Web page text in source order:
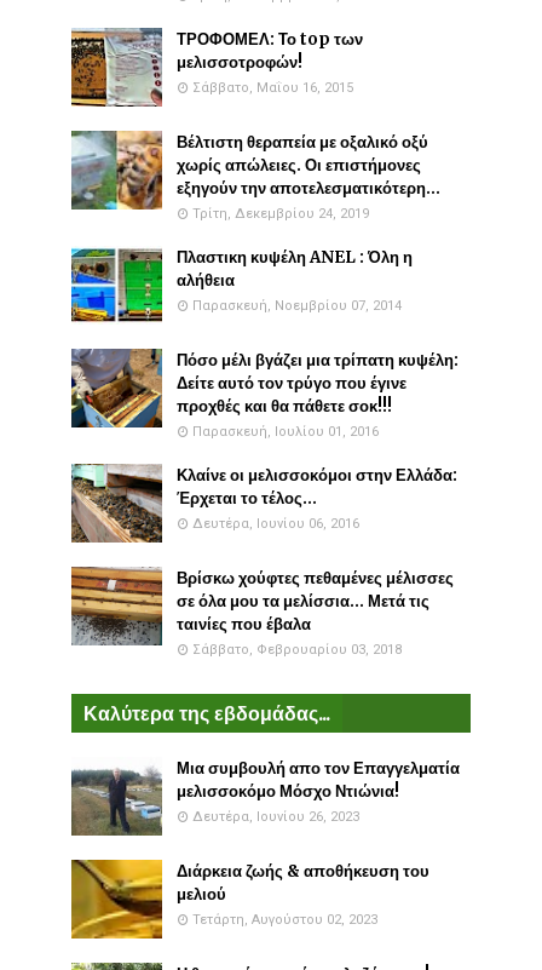
ΤΡΟΦΟΜΕΛ: Το top των
μελισσοτροφών!
Σάββατο, Μαΐου 16, 2015
Βέλτιστη θεραπεία με οξαλικό οξύ
χωρίς απώλειες. Οι επιστήμονες
εξηγούν την αποτελεσματικότερη...
Τρίτη, Δεκεμβρίου 24, 2019
Πλαστικη κυψέλη ANEL : Όλη η
αλήθεια
Παρασκευή, Νοεμβρίου 07, 2014
Πόσο μέλι βγάζει μια τρίπατη κυψέλη:
Δείτε αυτό τον τρύγο που έγινε
προχθές και θα πάθετε σοκ!!!
Παρασκευή, Ιουλίου 01, 2016
Κλαίνε οι μελισσοκόμοι στην Ελλάδα:
Έρχεται το τέλος...
Δευτέρα, Ιουνίου 06, 2016
Βρίσκω χούφτες πεθαμένες μέλισσες
σε όλα μου τα μελίσσια... Μετά τις
ταινίες που έβαλα
Σάββατο, Φεβρουαρίου 03, 2018
Καλύτερα της εβδομάδας...
Μια συμβουλή απο τον Επαγγελματία
μελισσοκόμο Μόσχο Ντιώνια!
Δευτέρα, Ιουνίου 26, 2023
Διάρκεια ζωής & αποθήκευση του
μελιού
Τετάρτη, Αυγούστου 02, 2023